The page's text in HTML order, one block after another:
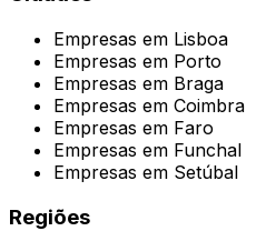
Empresas em Lisboa
Empresas em Porto
Empresas em Braga
Empresas em Coimbra
Empresas em Faro
Empresas em Funchal
Empresas em Setúbal
Regiões